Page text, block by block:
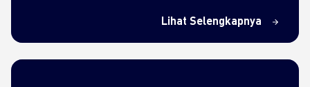
Lihat Selengkapnya